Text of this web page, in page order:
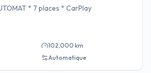
* 7 places * CarPlay
102,000 km
Automatique